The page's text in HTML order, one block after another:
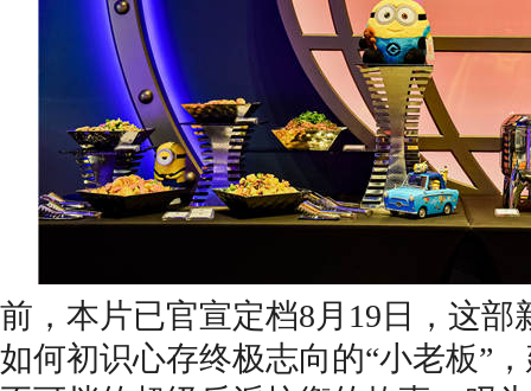
前，本片已官宣定档8月 19 日 ， 这部
如何初识心存终极志向的“小老板” ，